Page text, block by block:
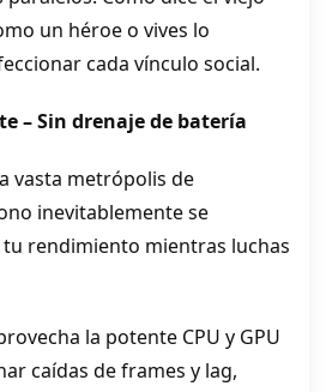
un héroe o vives lo
cada vínculo social.
– Sin drenaje de batería
vasta metrópolis de
inevitablemente se
rendimiento mientras luchas
la potente CPU y GPU
caídas de frames y lag,